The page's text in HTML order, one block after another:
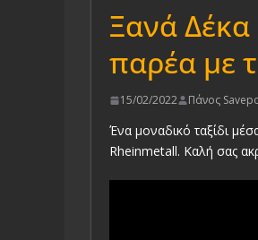
Ξανά Δέκα
παρέα με
15/02/2022 Πάνος
Ένα μοναδικό ταξίδι
Rheinmetall. Καλή σας